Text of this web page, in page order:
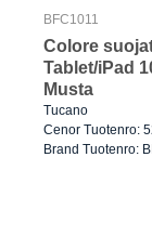
BFC1011
Colore
Tablet/iPad
Musta
Tucano
Cenor Tuotenro:
Brand Tuotenro: